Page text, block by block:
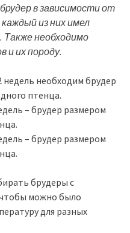
в зависимости от
из них имел
необходимо
и их породу.
необходим брудер
птенца.
– брудер размером
– брудер размером
брудеры с
можно было
для разных